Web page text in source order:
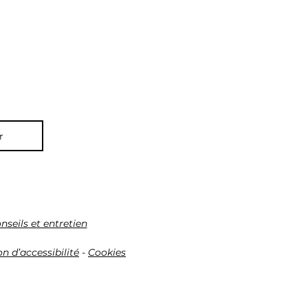
et entretien
d’accessibilité - Cookies